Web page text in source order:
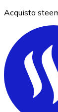
Bitcoin
BTC
Acquista